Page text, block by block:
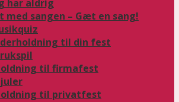
har aldrig
med sangen – Gæt en sang!
til din fest
til firmafest
til privatfest